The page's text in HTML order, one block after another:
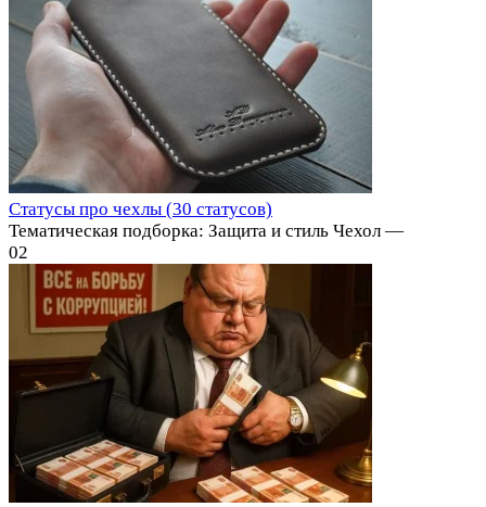
Статусы про чехлы (30 статусов)
Тематическая подборка: Защита и стиль Чехол —
02